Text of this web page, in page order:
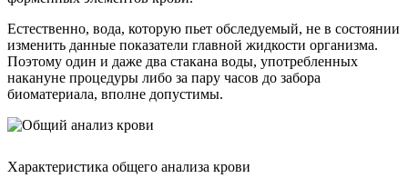
Естественно, вода, которую пьет обследуемый, не в состоянии
изменить данные показатели главной жидкости организма.
Поэтому один и даже два стакана воды, употребленных
накануне процедуры либо за пару часов до забора
биоматериала, вполне допустимы.
Характеристика общего анализа крови